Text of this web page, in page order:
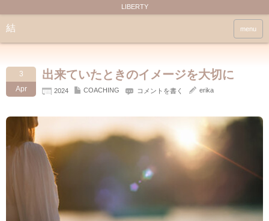
LIBERTY
結 menu
3
Apr
出来ていたときのイメージを大切に
2024 COACHING コメントを書く erika